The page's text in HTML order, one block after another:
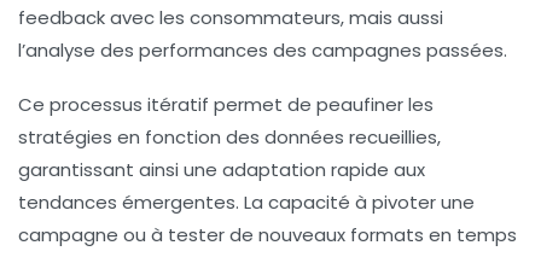
feedback avec les consommateurs, mais aussi
l’analyse des performances des campagnes passées.
Ce processus itératif permet de peaufiner les
stratégies en fonction des données recueillies,
garantissant ainsi une adaptation rapide aux
tendances émergentes. La capacité à pivoter une
campagne ou à tester de nouveaux formats en temps